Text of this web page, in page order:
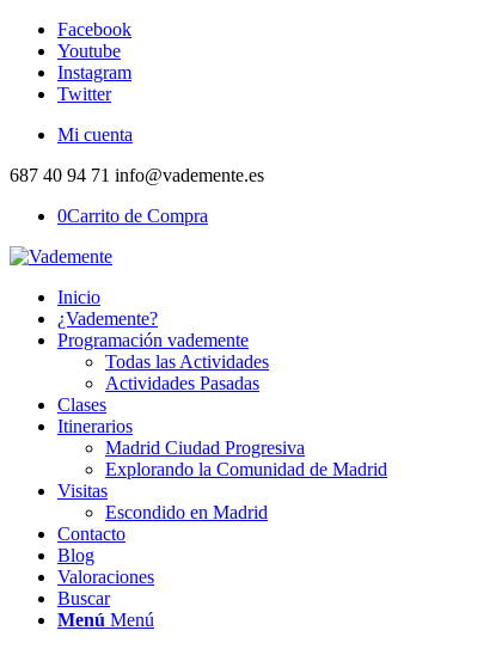
Facebook
Youtube
Instagram
Twitter
Mi cuenta
687 40 94 71 info@vademente.es
0Carrito de Compra
Inicio
¿Vademente?
Programación vademente
Todas las Actividades
Actividades Pasadas
Clases
Itinerarios
Madrid Ciudad Progresiva
Explorando la Comunidad de Madrid
Visitas
Escondido en Madrid
Contacto
Blog
Valoraciones
Buscar
Menú Menú